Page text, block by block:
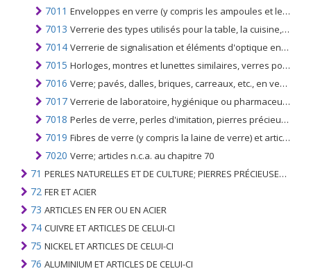
7011 Enveloppes en verre (y compris les ampoules et les tubes), ouvertes et leurs parties en verre, sans garnitures, pour lampes électriques, tubes à rayons cathodiques ou similaires
7013 Verrerie des types utilisés pour la table, la cuisine, les toilettes, le bureau, la décoration d'intérieur ou à des fins similaires (autres que des nos 7010 ou 7018)
7014 Verrerie de signalisation et éléments d'optique en verre (autres que ceux du n ° 7015), non travaillés optiquement
7015 Horloges, montres et lunettes similaires, verres pour lunettes non correctrices ou correctives, courbés, cintrés, sanctifiés, etc., non travaillés optiquement; sphères de verre creuses et leurs segments pour la fabrication
7016 Verre; pavés, dalles, briques, carreaux, etc., en verre moulé pressé, même câblés, articles en verre pour la décoration, plafonniers et similaires; verre multicellulaire ou en mousse
7017 Verrerie de laboratoire, hygiénique ou pharmaceutique, même graduée ou étalonnée
7018 Perles de verre, perles d'imitation, pierres précieuses ou semi-précieuses et objets similaires en verre, statuettes et autres objets en verre travaillé; microsphères de verre ne dépassant pas 1 mm de diamètre
7019 Fibres de verre (y compris la laine de verre) et articles en ces matières (par exemple fils, tissus)
7020 Verre; articles n.c.a. au chapitre 70
71 PERLES NATURELLES ET DE CULTURE; PIERRES PRÉCIEUSES, SEMI-PRÉCIEUSES; MÉTAUX PRÉCIEUX, PLAQUÉS OU DOUBLÉS DE MÉTAUX PRÉCIEUX ET OUVRAGES EN CES MATIÈRES; IMITATION BIJOUTERIE; PIÈCE DE MONNAIE
72 FER ET ACIER
73 ARTICLES EN FER OU EN ACIER
74 CUIVRE ET ARTICLES DE CELUI-CI
75 NICKEL ET ARTICLES DE CELUI-CI
76 ALUMINIUM ET ARTICLES DE CELUI-CI